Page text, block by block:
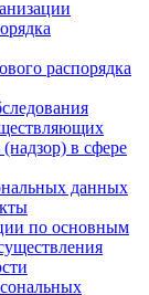
распорядка
в сфере
данных
по основным